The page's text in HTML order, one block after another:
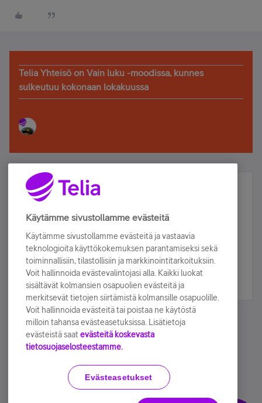
Telia Yhteisö on Vain luku -moodissa, kunnes
sulkeutuu kokonaan lokakuussa
Älä jää paitsi – osallistu ja voita!
Tilaa Telian uutiskirje ja olet mukana arvonnassa.
sähköpostiisi.
Tilaa nyt
Käyttöehdot Accessibility statement
Käytämme sivustollamme evästeitä
Käytämme sivustollamme evästeitä ja vastaavia
teknologioita käyttökokemuksen parantamiseksi sekä
toiminnallisiin, tilastollisiin ja markkinointitarkoituksiin.
Voit hallinnoida evästevalintojasi alla. Kaikki luokat
sisältävät kolmansien osapuolien evästeitä ja
merkitsevät tietojen siirtämistä kolmansille osapuolille.
Voit hallinnoida evästeitä tai poistaa ne käytöstä
milloin tahansa evästeasetuksissa. Lisätietoja
evästeistä saat evästeitä koskevasta
tietosuojaselosteestamme.
Evästeasetukset